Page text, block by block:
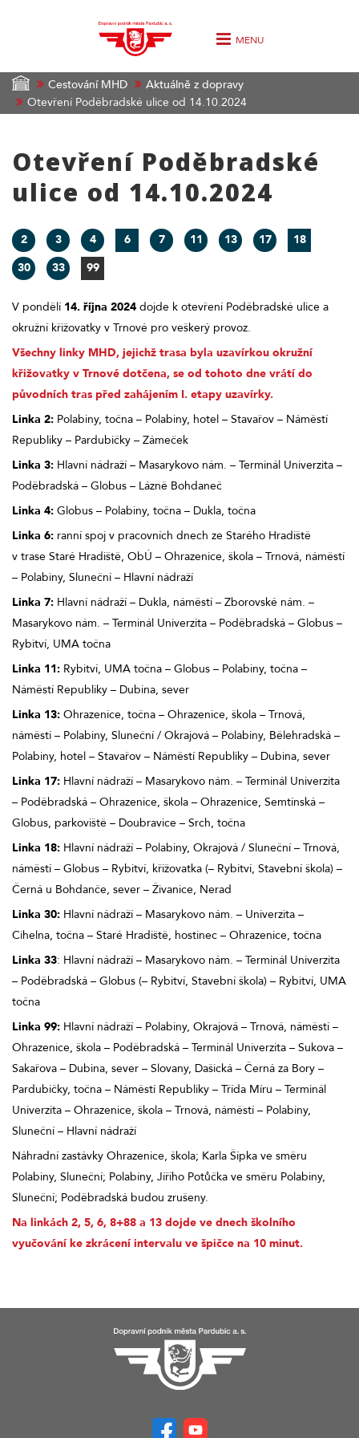
MENU
Cestování MHD
Aktuálně z dopravy
Otevření Poděbradské ulice od 14.10.2024
Otevření Poděbradské
ulice od 14.10.2024
2 3 4 6 7 11 13 17
18
30
33 99
V pondělí 14. října 2024 dojde k otevření Poděbradské ulice a
okružní křižovatky v Trnové pro veškerý provoz.
Všechny linky MHD, jejichž trasa byla uzavírkou okružní
křižovatky v Trnové dotčena, se od tohoto dne vrátí do
původních tras před zahájením I. etapy uzavírky.
Linka 2: Polabiny, točna – Polabiny, hotel – Stavařov – Náměstí
Republiky – Pardubičky – Zámeček
Linka 3: Hlavní nádraží – Masarykovo nám. – Terminál Univerzita –
Poděbradská – Globus – Lázně Bohdaneč
Linka 4: Globus – Polabiny, točna – Dukla, točna
Linka 6: ranní spoj v pracovních dnech ze Starého Hradiště
v trase Staré Hradiště, ObÚ – Ohrazenice, škola – Trnová, náměstí
– Polabiny, Sluneční – Hlavní nádraží
Linka 7: Hlavní nádraží – Dukla, náměstí – Zborovské nám. –
Masarykovo nám. – Terminál Univerzita – Poděbradská – Globus –
Rybitví, UMA točna
Linka 11: Rybitví, UMA točna – Globus – Polabiny, točna –
Náměstí Republiky – Dubina, sever
Linka 13: Ohrazenice, točna – Ohrazenice, škola – Trnová,
náměstí – Polabiny, Sluneční / Okrajová – Polabiny, Bělehradská –
Polabiny, hotel – Stavařov – Náměstí Republiky – Dubina, sever
Linka 17: Hlavní nádraží – Masarykovo nám. – Terminál Univerzita
– Poděbradská – Ohrazenice, škola – Ohrazenice, Semtínská –
Globus, parkoviště – Doubravice – Srch, točna
Linka 18: Hlavní nádraží – Polabiny, Okrajová / Sluneční – Trnová,
náměstí – Globus – Rybitví, křižovatka (– Rybitví, Stavební škola) –
Černá u Bohdanče, sever – Živanice, Nerad
Linka 30: Hlavní nádraží – Masarykovo nám. – Univerzita –
Cihelna, točna – Staré Hradiště, hostinec – Ohrazenice, točna
Linka 33: Hlavní nádraží – Masarykovo nám. – Terminál Univerzita
– Poděbradská – Globus (– Rybitví, Stavební škola) – Rybitví, UMA
točna
Linka 99: Hlavní nádraží – Polabiny, Okrajová – Trnová, náměstí –
Ohrazenice, škola – Poděbradská – Terminál Univerzita – Sukova –
Sakařova – Dubina, sever – Slovany, Dašická – Černá za Bory –
Pardubičky, točna – Náměstí Republiky – Třída Míru – Terminál
Univerzita – Ohrazenice, škola – Trnová, náměstí – Polabiny,
Sluneční – Hlavní nádraží
Náhradní zastávky Ohrazenice, škola; Karla Šípka ve směru
Polabiny, Sluneční; Polabiny, Jiřího Potůčka ve směru Polabiny,
Sluneční; Poděbradská budou zrušeny.
Na linkách 2, 5, 6, 8+88 a 13 dojde ve dnech školního
vyučování ke zkrácení intervalu ve špičce na 10 minut.